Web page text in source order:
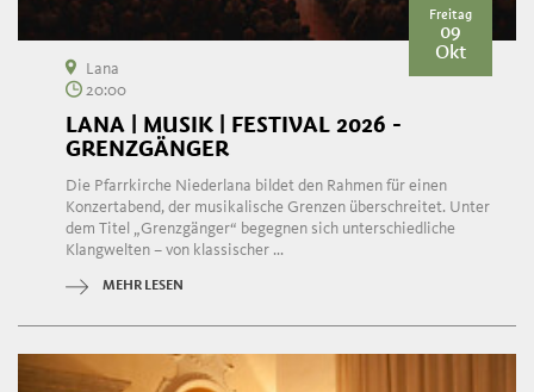
Freitag
09
Okt
Lana
20:00
LANA | MUSIK | FESTIVAL 2026 -
GRENZGÄNGER
Die Pfarrkirche Niederlana bildet den Rahmen für einen
Konzertabend, der musikalische Grenzen überschreitet. Unter
dem Titel „Grenzgänger“ begegnen sich unterschiedliche
Klangwelten – von klassischer ...
MEHR LESEN